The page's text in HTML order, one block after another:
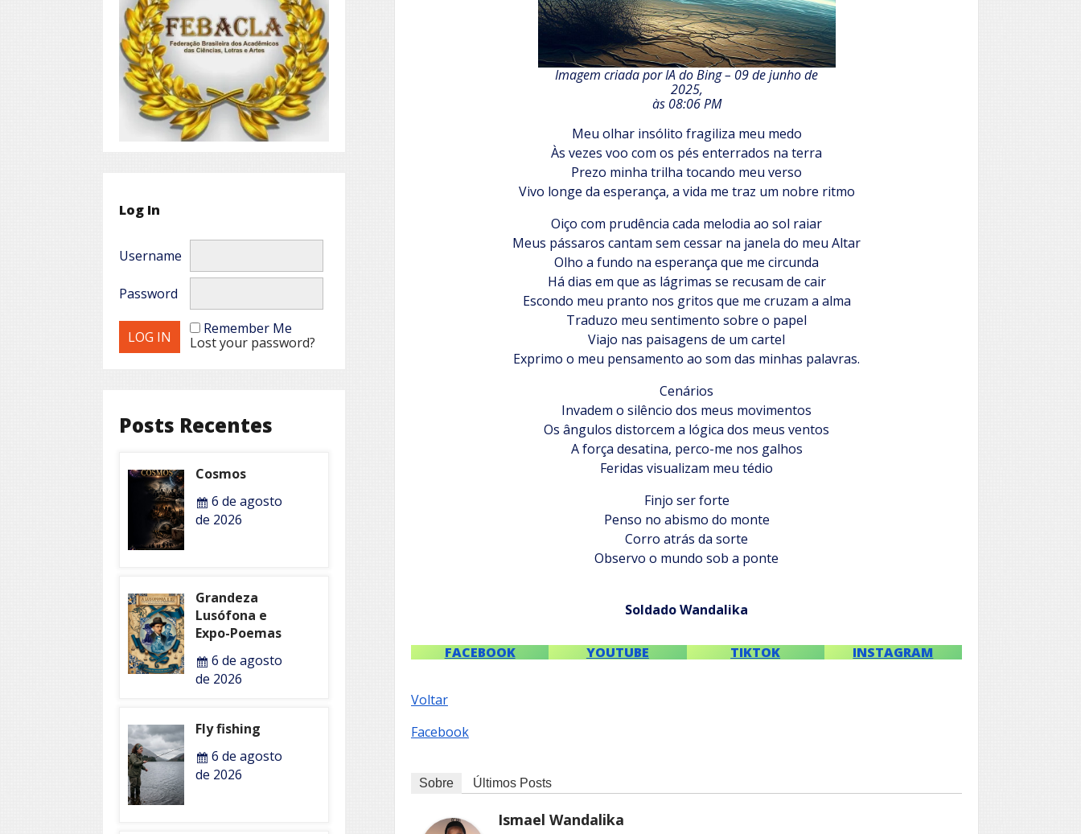
Imagem criada por IA do Bing – 09 de junho de
2025,
às 08:06 PM
Meu olhar insólito fragiliza meu medo
Às vezes voo com os pés enterrados na terra
Prezo minha trilha tocando meu verso
Vivo longe da esperança, a vida me traz um nobre ritmo
Oiço com prudência cada melodia ao sol raiar
Meus pássaros cantam sem cessar na janela do meu Altar
Olho a fundo na esperança que me circunda
Há dias em que as lágrimas se recusam de cair
Escondo meu pranto nos gritos que me cruzam a alma
Traduzo meu sentimento sobre o papel
Viajo nas paisagens de um cartel
Exprimo o meu pensamento ao som das minhas palavras.
Cenários
Invadem o silêncio dos meus movimentos
Os ângulos distorcem a lógica dos meus ventos
A força desatina, perco-me nos galhos
Feridas visualizam meu tédio
Finjo ser forte
Penso no abismo do monte
Corro atrás da sorte
Observo o mundo sob a ponte
Soldado Wandalika
FACEBOOK YOUTUBE TIKTOK INSTAGRAM
Voltar
Facebook
Sobre Últimos Posts
Ismael Wandalika
Log In
Username
Password
Remember Me
Lost your password?
Posts Recentes
Cosmos
6 de agosto
de 2026
Grandeza
Lusófona e
Expo-Poemas
6 de agosto
de 2026
Fly fishing
6 de agosto
de 2026